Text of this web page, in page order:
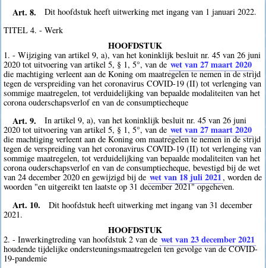
Art. 8.
Dit hoofdstuk heeft uitwerking met ingang van 1 januari 2022.
TITEL 4. - Werk
HOOFDSTUK
1. - Wijziging van artikel 9, a), van het koninklijk besluit nr. 45 van 26 juni
2020 tot uitvoering van artikel 5, § 1, 5°, van de wet van 27 maart 2020
die machtiging verleent aan de Koning om maatregelen te nemen in de strijd
tegen de verspreiding van het coronavirus COVID-19 (II) tot verlenging van
sommige maatregelen, tot verduidelijking van bepaalde modaliteiten van het
corona ouderschapsverlof en van de consumptiecheque
Art. 9.
In artikel 9, a), van het koninklijk besluit nr. 45 van 26 juni
2020 tot uitvoering van artikel 5, § 1, 5°, van de wet van 27 maart 2020
die machtiging verleent aan de Koning om maatregelen te nemen in de strijd
tegen de verspreiding van het coronavirus COVID-19 (II) tot verlenging van
sommige maatregelen, tot verduidelijking van bepaalde modaliteiten van het
corona ouderschapsverlof en van de consumptiecheque, bevestigd bij de wet
van 24 december 2020 en gewijzigd bij de wet van 18 juli 2021, worden de
woorden "en uitgereikt ten laatste op 31 december 2021" opgeheven.
Art. 10.
Dit hoofdstuk heeft uitwerking met ingang van 31 december
2021.
HOOFDSTUK
2. - Inwerkingtreding van hoofdstuk 2 van de wet van 23 december 2021
houdende tijdelijke ondersteuningsmaatregelen ten gevolge van de COVID-
19-pandemie